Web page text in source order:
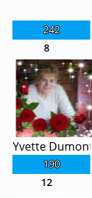
242
8
190
Yvette Dumont
12